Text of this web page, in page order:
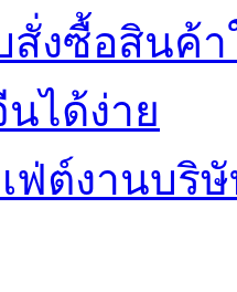
สั่งซื้อสินค้า
ได้ง่าย
ฟ่ต์งานบริ